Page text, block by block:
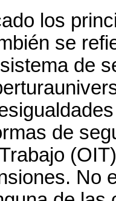
los
se
de
de
No